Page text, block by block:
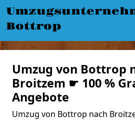
Bottrop
Umzug von Bottrop
Broitzem ☛ 100 %
Angebote
Umzug von Bottrop nach